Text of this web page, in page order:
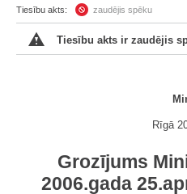
Tiesību akts: zaudējis spēku
Tiesību akts ir zaudējis
Rīgā
Grozījums
2006.gada